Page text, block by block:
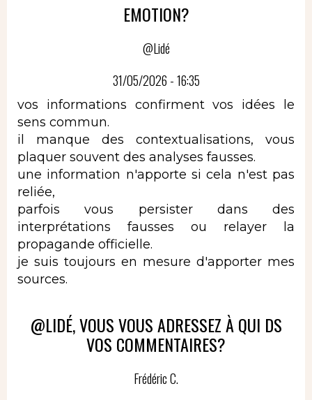
EMOTION?
@Lidé
31/05/2026 - 16:35
vos informations confirment vos idées le
sens commun.
il manque des contextualisations, vous
plaquer souvent des analyses fausses.
une information n'apporte si cela n'est pas
reliée,
parfois vous persister dans des
interprétations fausses ou relayer la
propagande officielle.
je suis toujours en mesure d'apporter mes
sources.
@LIDÉ, VOUS VOUS ADRESSEZ À QUI DS
VOS COMMENTAIRES?
Frédéric C.